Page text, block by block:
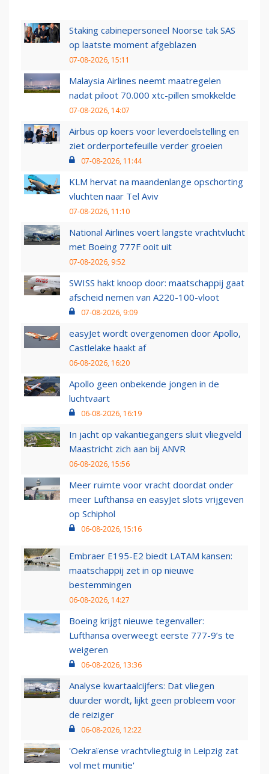
Staking cabinepersoneel Noorse tak SAS
op laatste moment afgeblazen
07-08-2026, 15:11
Malaysia Airlines neemt maatregelen
nadat piloot 70.000 xtc-pillen smokkelde
07-08-2026, 14:07
Airbus op koers voor leverdoelstelling en
ziet orderportefeuille verder groeien
07-08-2026, 11:44
KLM hervat na maandenlange opschorting
vluchten naar Tel Aviv
07-08-2026, 11:10
National Airlines voert langste vrachtvlucht
met Boeing 777F ooit uit
07-08-2026, 9:52
SWISS hakt knoop door: maatschappij gaat
afscheid nemen van A220-100-vloot
07-08-2026, 9:09
easyJet wordt overgenomen door Apollo,
Castlelake haakt af
06-08-2026, 16:20
Apollo geen onbekende jongen in de
luchtvaart
06-08-2026, 16:19
In jacht op vakantiegangers sluit vliegveld
Maastricht zich aan bij ANVR
06-08-2026, 15:56
Meer ruimte voor vracht doordat onder
meer Lufthansa en easyJet slots vrijgeven
op Schiphol
06-08-2026, 15:16
Embraer E195-E2 biedt LATAM kansen:
maatschappij zet in op nieuwe
bestemmingen
06-08-2026, 14:27
Boeing krijgt nieuwe tegenvaller:
Lufthansa overweegt eerste 777-9’s te
weigeren
06-08-2026, 13:36
Analyse kwartaalcijfers: Dat vliegen
duurder wordt, lijkt geen probleem voor
de reiziger
06-08-2026, 12:22
'Oekraïense vrachtvliegtuig in Leipzig zat
vol met munitie'